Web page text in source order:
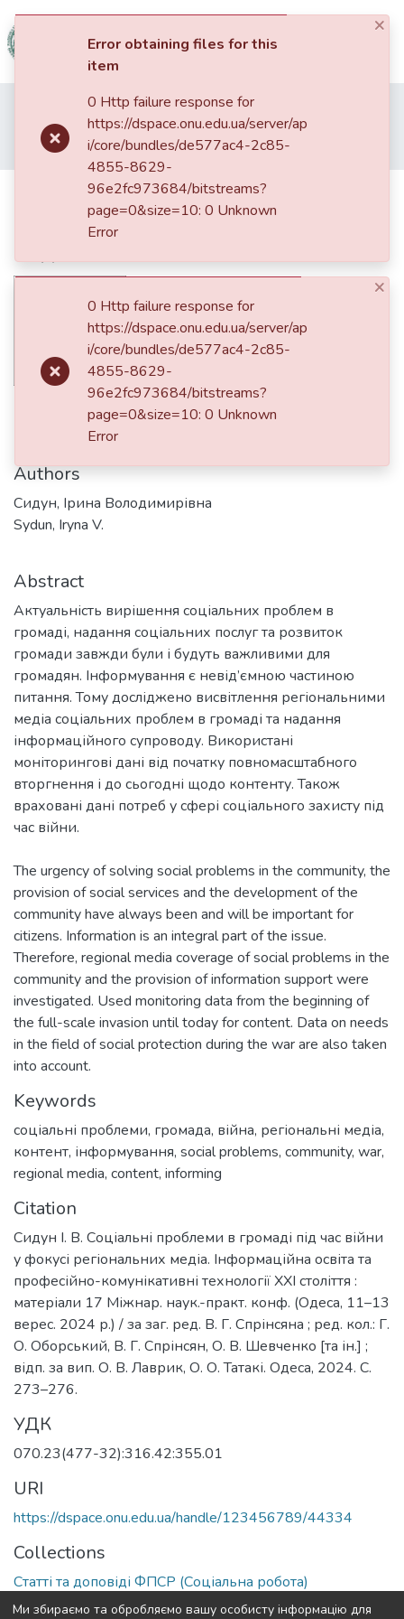
Communities
Collections
All of DSpace
10. Факультет психології та соціальної роботи
Соціальна робота
Соціальні проблеми в громаді під час війни у фокусі регіональних медіа
Соціальні проблеми в громаді під
час війни у фокусі регіональних
медіа
Authors
Сидун, Ірина Володимирівна
Sydun, Iryna V.
Abstract
Актуальність вирішення соціальних проблем в
громаді, надання соціальних послуг та розвиток
громади завжди були і будуть важливими для
громадян. Інформування є невід’ємною частиною
питання. Тому досліджено висвітлення регіональними
медіа соціальних проблем в громаді та надання
інформаційного супроводу. Використані
моніторингові дані від початку повномасштабного
вторгнення і до сьогодні щодо контенту. Також
враховані дані потреб у сфері соціального захисту під
The urgency of solving social problems in the community, the
provision of social services and the development of the
community have always been and will be important for
citizens. Information is an integral part of the issue.
Therefore, regional media coverage of social problems in the
community and the provision of information support were
investigated. Used monitoring data from the beginning of
the full-scale invasion until today for content. Data on needs
in the field of social protection during the war are also taken
into account.
Keywords
соціальні проблеми, громада, війна, регіональні медіа,
контент, інформування, social problems, community, war,
regional media, content, informing
Citation
Сидун І. В. Соціальні проблеми в громаді під час війни
у фокусі регіональних медіа. Інформаційна освіта та
професійно-комунікативні технології ХХІ століття :
матеріали 17 Міжнар. наук.-практ. конф. (Одеса, 11–13
верес. 2024 р.) / за заг. ред. В. Г. Спрінсяна ; ред. кол.: Г.
О. Оборський, В. Г. Спрінсян, О. В. Шевченко [та ін.] ;
відп. за вип. О. В. Лаврик, О. О. Татакі. Одеса, 2024. С.
273–276.
УДК
070.23(477-32):316.42:355.01
URI
https://dspace.onu.edu.ua/handle/123456789/44334
Collections
Статті та доповіді ФПСР (Соціальна робота)
×
Error obtaining files for this
item
0 Http failure response for
https://dspace.onu.edu.ua/server/ap
i/core/bundles/de577ac4-2c85-
4855-8629-
96e2fc973684/bitstreams?
page=0&size=10: 0 Unknown
Error
×
0 Http failure response for
https://dspace.onu.edu.ua/server/ap
i/core/bundles/de577ac4-2c85-
4855-8629-
96e2fc973684/bitstreams?
page=0&size=10: 0 Unknown
Error
Ми збираємо та обробляємо вашу особисту інформацію для